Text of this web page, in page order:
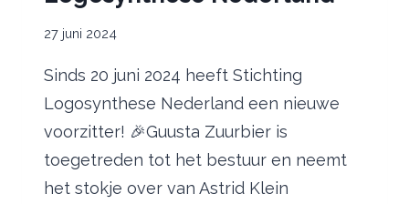
27 juni 2024
Sinds 20 juni 2024 heeft Stichting
Logosynthese Nederland een nieuwe
voorzitter! 🎉Guusta Zuurbier is
toegetreden tot het bestuur en neemt
het stokje over van Astrid Klein